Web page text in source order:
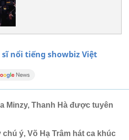
sĩ nổi tiếng showbiz Việt
Minzy, Thanh Hà được tuyên
ý, Võ Hạ Trâm hát ca khúc